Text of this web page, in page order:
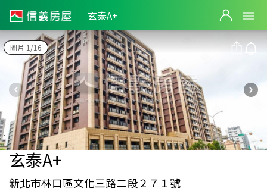
玄泰A+
圖片 1/16
玄泰A+
新北市林口區文化三路二段２７１號